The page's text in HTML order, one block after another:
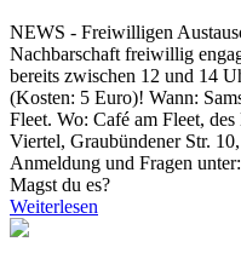
NEWS - Freiwilligen
Nachbarschaft freiwillig
bereits zwischen 12 und 14
(Kosten: 5 Euro)! Wann:
Fleet. Wo: Café am Fleet,
Viertel, Graubündener Str.
Anmeldung und Fragen
Magst du es?
Weiterlesen